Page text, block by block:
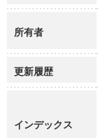
所有者
更新履歴
インデックス